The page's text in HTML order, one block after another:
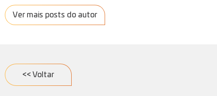
Ver mais posts do autor
<< Voltar